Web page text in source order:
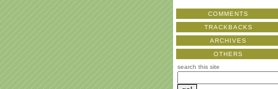
COMMENTS
TRACKBACKS
ARCHIVES
OTHERS
search this site